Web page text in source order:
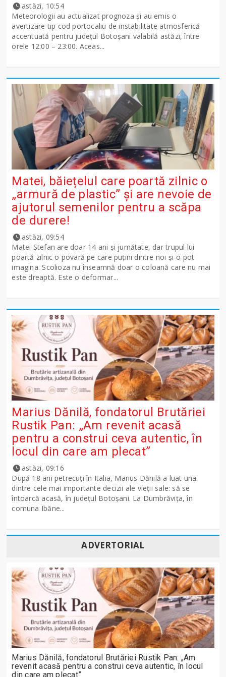
astăzi, 10:54
Meteorologii au actualizat prognoza și au emis o
avertizare tip cod portocaliu de instabilitate atmosferică
accentuată pentru județul Botoșani valabilă astăzi, între
orele 12:00 – 23:00. Aceas...
Matei, băiețelul care poartă zilnic o
„armură de plastic” și are nevoie de
ajutorul semenilor pentru a scăpa
de durere!
astăzi, 09:54
Matei Ștefan are doar 14 ani și jumătate, dar trupul lui
poartă zilnic o povară pe care puțini dintre noi și-o pot
imagina. Scolioza nu înseamnă doar o coloană care nu mai
este dreaptă. Este o deformar...
Marius Dănilă, fondatorul Brutăriei
Rustik Pan: „Am revenit acasă
pentru a construi ceva autentic, în
locul din care am plecat”
astăzi, 09:16
După 18 ani petrecuți în Italia, Marius Dănilă a luat una
dintre cele mai importante decizii ale vieții sale: să se
întoarcă acasă, în județul Botoșani. La Dumbrăvița, în
comuna Ibăne...
ADVERTORIAL
Marius Dănilă, fondatorul Brutăriei Rustik Pan: „Am
revenit acasă pentru a construi ceva autentic, în locul
din care am plecat”